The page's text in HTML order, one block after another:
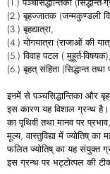
(2.) बृहज्जातक (जन्मकुण्डली
(3.) बृहद्यात्रा,
(4.) योगयात्रा (राजाओं की
(5.) विवाह पटल ( मुहूर्त-विषयक),
(6.) बृहत् संहिता (सिद्धान्त
इनमें से पञ्चसिद्धान्तिका और
इस कारण यह विशाल ग्रन्थ
का पृथिवी तथा मानव पर
मूल्य, वास्तुविद्या में ज्योतिष् का
फलित ज्योतिष् का यह संयुक्त
इस ग्रन्थ पर भट्टोत्पल की